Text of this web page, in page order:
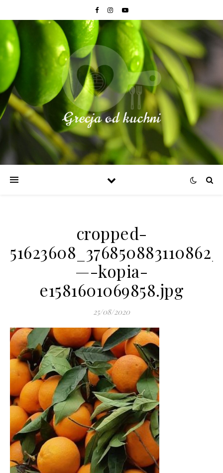
cropped-
—-kopia-
e1581601069858.jpg
25/08/2020